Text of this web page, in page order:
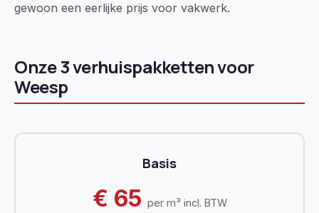
gewoon een eerlijke prijs voor vakwerk.
Onze 3 verhuispakketten voor
Weesp
Basis
€ 65 per m³ incl. BTW